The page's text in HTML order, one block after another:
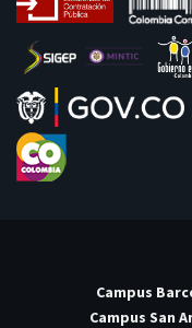
Campus
Campus San